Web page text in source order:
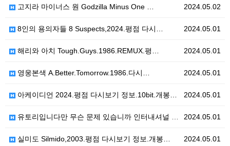
2024.05.02
고지라 마이너스 원 Godzilla Minus One …
2024.05.01
8인의 용의자들 8 Suspects,2024.평점 다시…
2024.05.01
해리와 아치 Tough.Guys.1986.REMUX.평…
2024.05.01
영웅본색 A.Better.Tomorrow.1986.다시…
2024.05.01
아케이디언 2024.평점 다시보기 정보.10bit.개봉…
2024.05.01
유토리입니다만 무슨 문제 있습니까 인터내셔널 Yutor…
2024.05.01
실미도 Silmido,2003.평점 다시보기 정보.개봉…